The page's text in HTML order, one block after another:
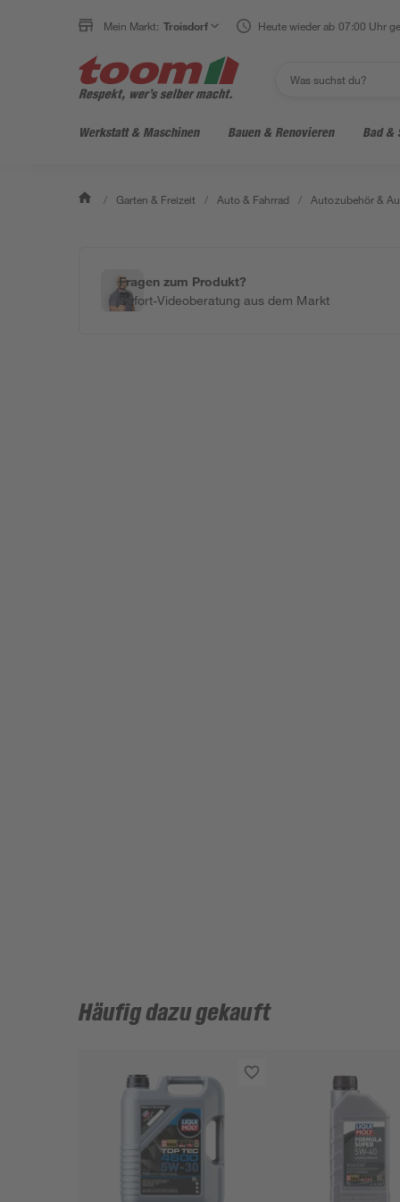
Mein Markt: Troisdorf Heute wieder ab 07:00 Uhr
Werkstatt & Maschinen Bauen & Renovieren Bad &
/ Garten & Freizeit / Auto & Fahrrad / Autozubehör &
Fragen zum Produkt?
Sofort-Videoberatung aus dem Markt
Häufig dazu gekauft